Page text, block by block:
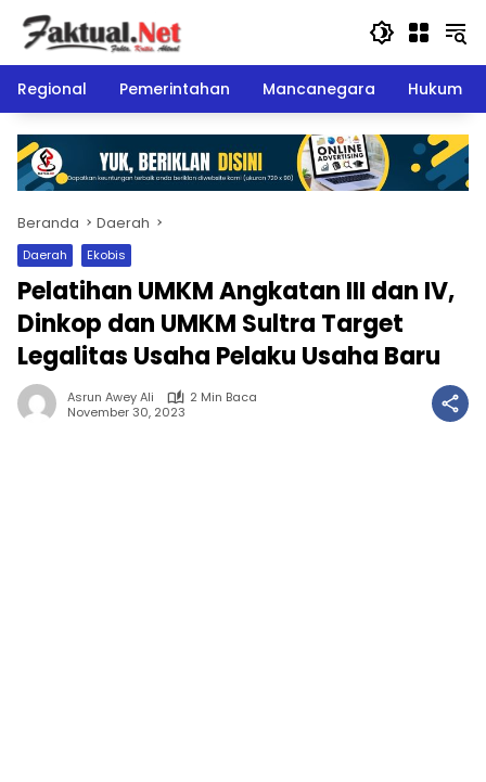
Langsung
konten
Regional
Pemerintahan Mancanegara Hukum
Beranda Daerah
Daerah Ekobis
Pelatihan UMKM Angkatan III dan IV,
Dinkop dan UMKM Sultra Target
Legalitas Usaha Pelaku Usaha Baru
Asrun Awey Ali
2 Min Baca
November 30, 2023